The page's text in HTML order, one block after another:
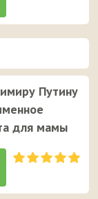
Путину
для мамы